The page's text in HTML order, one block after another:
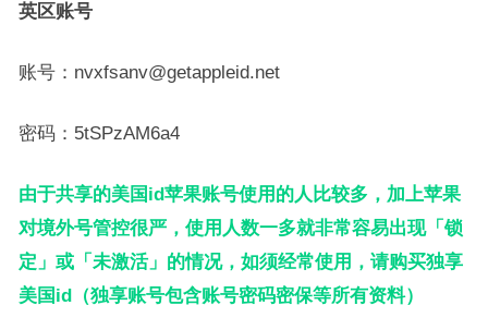
英区账号
账号：nvxfsanv@getappleid.net
密码：5tSPzAM6a4
由于共享的美国id苹果账号使用的人比较多，加上苹果
对境外号管控很严，使用人数一多就非常容易出现「锁
定」或「未激活」的情况，如须经常使用，请购买独享
美国id（独享账号包含账号密码密保等所有资料）